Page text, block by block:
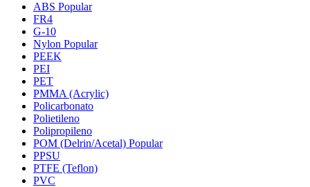
ABS Popular
FR4
G-10
Nylon Popular
PEEK
PEI
PET
PMMA (Acrylic)
Policarbonato
Polietileno
Polipropileno
POM (Delrin/Acetal) Popular
PPSU
PTFE (Teflon)
PVC